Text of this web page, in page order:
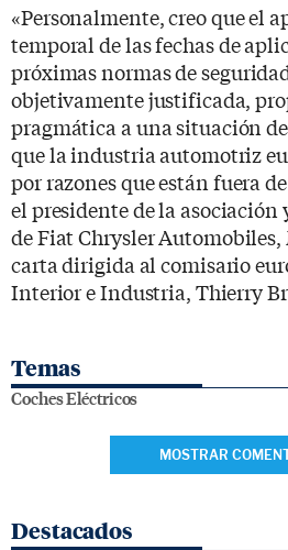
«Personalmente, creo que el
temporal de las fechas de
próximas normas de
objetivamente justificada,
pragmática a una situación
que la industria automotriz
por razones que están fuera
el presidente de la asociación
de Fiat Chrysler
carta dirigida al comisario
Interior e Industria, Thierry
Temas
Coches Eléctricos
MOSTRAR
Destacados